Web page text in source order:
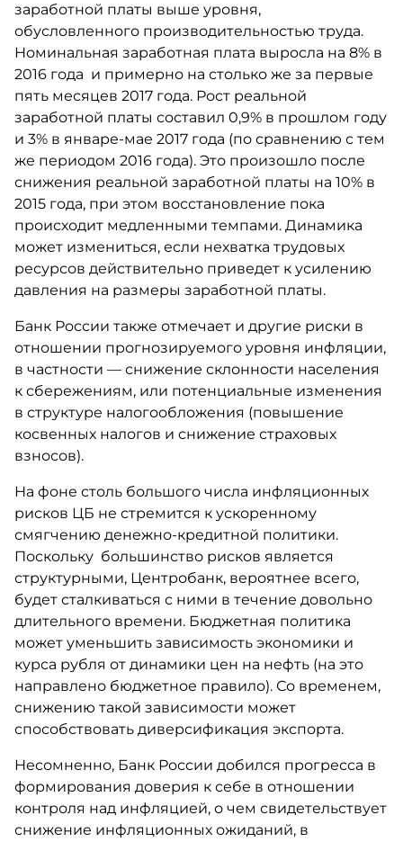
заработной платы выше уровня,
обусловленного производительностью труда.
Номинальная заработная плата выросла на 8% в
2016 года и примерно на столько же за первые
пять месяцев 2017 года. Рост реальной
заработной платы составил 0,9% в прошлом году
и 3% в январе-мае 2017 года (по сравнению с тем
же периодом 2016 года). Это произошло после
снижения реальной заработной платы на 10% в
2015 года, при этом восстановление пока
происходит медленными темпами. Динамика
может измениться, если нехватка трудовых
ресурсов действительно приведет к усилению
давления на размеры заработной платы.
Банк России также отмечает и другие риски в
отношении прогнозируемого уровня инфляции,
в частности — снижение склонности населения
к сбережениям, или потенциальные изменения
в структуре налогообложения (повышение
косвенных налогов и снижение страховых
взносов).
На фоне столь большого числа инфляционных
рисков ЦБ не стремится к ускоренному
смягчению денежно-кредитной политики.
Поскольку большинство рисков является
структурными, Центробанк, вероятнее всего,
будет сталкиваться с ними в течение довольно
длительного времени. Бюджетная политика
может уменьшить зависимость экономики и
курса рубля от динамики цен на нефть (на это
направлено бюджетное правило). Со временем,
снижению такой зависимости может
способствовать диверсификация экспорта.
Несомненно, Банк России добился прогресса в
формирования доверия к себе в отношении
контроля над инфляцией, о чем свидетельствует
снижение инфляционных ожиданий, в